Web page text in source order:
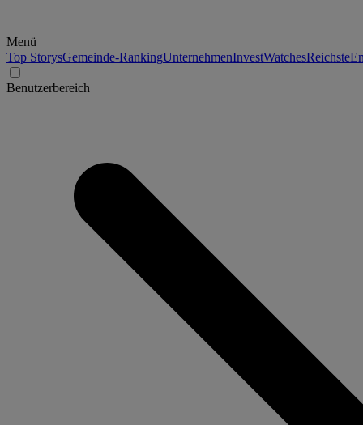
Menü
Top StorysGemeinde-RankingUnternehmenInvestWatchesReichste
Benutzerbereich